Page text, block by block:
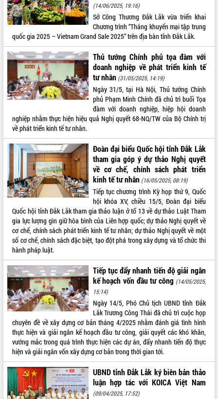
THỐNG KÊ TRUY CẬP
Hôm nay: 28734
Tất cả: 66141848
(14/06/2025, 19:16)
Sở Công Thương Đắk Lắk vừa triển khai
Chương trình “Tháng khuyến mại tập trung
quốc gia 2025 – Vietnam Grand Sale 2025” trên địa bàn tỉnh Đắk Lắk.
Thủ tướng Chính phủ tọa đàm với
doanh nghiệp về phát triển kinh tế
tư nhân (31/05/2025, 14:19)
Ngày 31/5, tại Hà Nội, Thủ tướng Chính
phủ Phạm Minh Chính đã chủ trì buổi Tọa
đàm với doanh nghiệp, hiệp hội doanh
nghiệp nhằm thực hiện hiệu quả Nghị quyết 68-NQ/TW của Bộ Chính trị
về phát triển kinh tế tư nhân.
Đoàn đại biểu Quốc hội tỉnh Đắk Lắk
tham gia góp ý dự thảo Nghị quyết
về cơ chế, chính sách phát triển
kinh tế tư nhân (16/05/2025, 08:19)
Tiếp tục chương trình Kỳ họp thứ 9, Quốc
hội khóa XV, chiều 15/5, Đoàn đại biểu
Quốc hội tỉnh Đắk Lắk tham gia thảo luận ở tổ 13 về dự thảo Luật Tham
gia lực lượng gìn giữ hòa bình của Liên hợp quốc; dự thảo Nghị quyết về
cơ chế, chính sách phát triển kinh tế tư nhân; dự thảo Nghị quyết về một
số cơ chế, chính sách đặc biệt, tạo đột phá trong xây dựng và tổ chức thi
hành pháp luật.
Tiếp tục đẩy nhanh tiến độ giải ngân
kế hoạch vốn đầu tư công (14/05/2025,
15:14)
Ngày 14/5, Phó Chủ tịch UBND tỉnh Đắk
Lắk Trương Công Thái đã chủ trì cuộc họp
chuyên đề về xây dựng cơ bản tháng 4/2025 nhằm đánh giá tình hình
thực hiện và giải ngân kế hoạch đầu tư công, giải quyết các khó khăn,
vướng mắc trong quá trình thực hiện các dự án, đẩy nhanh tiến độ thực
hiện và giải ngân vốn xây dựng cơ bản trong thời gian tới.
UBND tỉnh Đắk Lắk ký biên bản thảo
luận hợp tác với KOICA Việt Nam
(09/04/2025, 17:52)